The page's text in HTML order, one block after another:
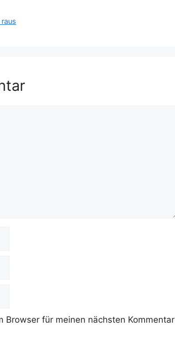
für meinen nächsten Kommentar